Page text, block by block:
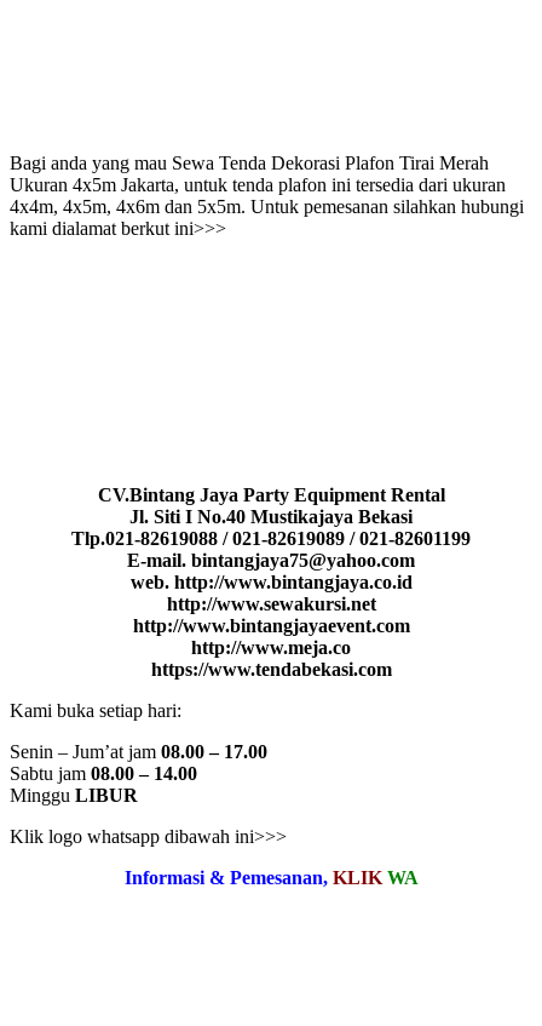
Bagi anda yang mau Sewa Tenda Dekorasi Plafon Tirai Merah
Ukuran 4x5m Jakarta, untuk tenda plafon ini tersedia dari ukuran
4x4m, 4x5m, 4x6m dan 5x5m. Untuk pemesanan silahkan hubungi
kami dialamat berkut ini>>>
CV.Bintang Jaya Party Equipment Rental
Jl. Siti I No.40 Mustikajaya Bekasi
Tlp.021-82619088 / 021-82619089 / 021-82601199
E-mail. bintangjaya75@yahoo.com
web. http://www.bintangjaya.co.id
http://www.sewakursi.net
http://www.bintangjayaevent.com
http://www.meja.co
https://www.tendabekasi.com
Kami buka setiap hari:
Senin – Jum’at jam 08.00 – 17.00
Sabtu jam 08.00 – 14.00
Minggu LIBUR
Klik logo whatsapp dibawah ini>>>
Informasi & Pemesanan, KLIK WA